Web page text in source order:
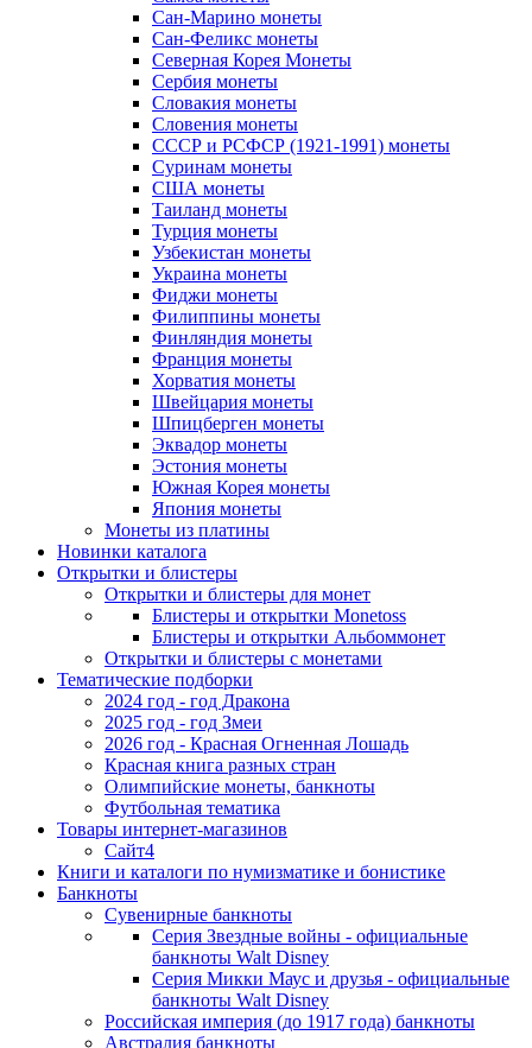
Сан-Марино монеты
Сан-Феликс монеты
Северная Корея Монеты
Сербия монеты
Словакия монеты
Словения монеты
СССР и РСФСР (1921-1991) монеты
Суринам монеты
США монеты
Таиланд монеты
Турция монеты
Узбекистан монеты
Украина монеты
Фиджи монеты
Филиппины монеты
Финляндия монеты
Франция монеты
Хорватия монеты
Швейцария монеты
Шпицберген монеты
Эквадор монеты
Эстония монеты
Южная Корея монеты
Япония монеты
Монеты из платины
Новинки каталога
Открытки и блистеры
Открытки и блистеры для монет
Блистеры и открытки Monetoss
Блистеры и открытки Альбоммонет
Открытки и блистеры с монетами
Тематические подборки
2024 год - год Дракона
2025 год - год Змеи
2026 год - Красная Огненная Лошадь
Красная книга разных стран
Олимпийские монеты, банкноты
Футбольная тематика
Товары интернет-магазинов
Сайт4
Книги и каталоги по нумизматике и бонистике
Банкноты
Сувенирные банкноты
Серия Звездные войны - официальные
банкноты Walt Disney
Серия Микки Маус и друзья - официальные
банкноты Walt Disney
Российская империя (до 1917 года) банкноты
Австралия банкноты